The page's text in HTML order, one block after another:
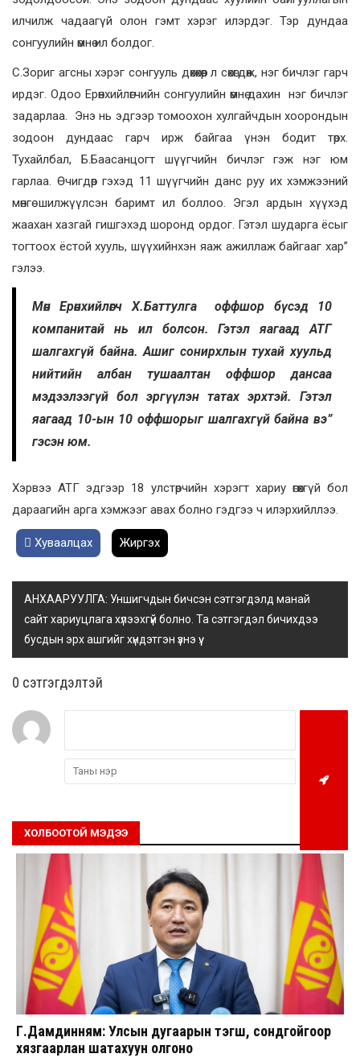
илчилж чадаагүй олон гэмт хэрэг илэрдэг. Тэр дундаа
сонгуулийн өмнө ил болдог.
С.Зориг агсны хэрэг сонгууль дөхөхөөр л сөхөгдөж, нэг бичлэг гарч
ирдэг. Одоо Ерөнхийлөгчийн сонгуулийн өмнө дахин нэг бичлэг
задарлаа. Энэ нь эдгээр томоохон хулгайчдын хоорондын
зодоон дундаас гарч ирж байгаа үнэн бодит төрх.
Тухайлбал, Б.Баасанцогт шүүгчийн бичлэг гэж нэг юм
гарлаа. Өчигдөр гэхэд 11 шүүгчийн данс руу их хэмжээний
мөнгө шилжүүлсэн баримт ил боллоо. Эгэл ардын хүүхэд
жаахан хазгай гишгэхэд шоронд ордог. Гэтэл шударга ёсыг
тогтоох ёстой хууль, шүүхийнхэн яаж ажиллаж байгааг хар”
гэлээ.
Мөн Ерөнхийлөгч Х.Баттулга оффшор бүсэд 10
компанитай нь ил болсон. Гэтэл яагаад АТГ
шалгахгүй байна. Ашиг сонирхлын тухай хуульд
нийтийн албан тушаалтан оффшор дансаа
мэдээлээгүй бол эргүүлэн татах эрхтэй. Гэтэл
яагаад 10-ын 10 оффшорыг шалгахгүй байна вэ”
гэсэн юм.
Хэрвээ АТГ эдгээр 18 улстөрчийн хэрэгт хариу өгөхгүй бол
дараагийн арга хэмжээг авах болно гэдгээ ч илэрхийллээ.
Хуваалцах Жиргэх
АНХААРУУЛГА: Уншигчдын бичсэн сэтгэгдэлд манай
сайт хариуцлага хүлээхгүй болно. Та сэтгэгдэл бичихдээ
бусдын эрх ашгийг хүндэтгэн үзнэ үү.
0 cэтгэгдэлтэй
ХОЛБООТОЙ МЭДЭЭ
Г.Дамдинням: Улсын дугаарын тэгш, сондгойгоор
хязгаарлан шатахуун олгоно